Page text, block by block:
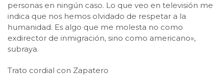
personas en ningún caso. Lo que veo en televisión me
indica que nos hemos olvidado de respetar a la
humanidad. Es algo que me molesta no como
exdirector de inmigración, sino como americano»,
subraya.
Trato cordial con Zapatero